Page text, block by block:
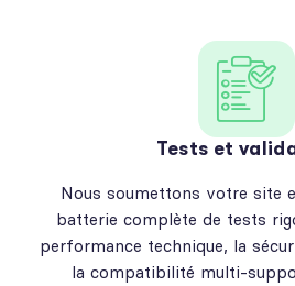
Tests et
Nous soumettons votre site
batterie complète de tests
performance technique, la
la compatibilité multi-